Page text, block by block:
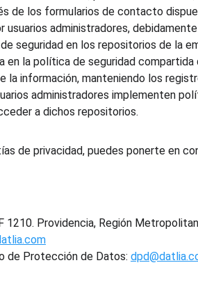
de los formularios de contacto
administradores,
seguridad en los repositorios de la
en la política de seguridad compartida
la información, manteniendo los
administradores implementen
a dichos repositorios.
de privacidad, puedes ponerte en
1210. Providencia, Región
de Protección de Datos: